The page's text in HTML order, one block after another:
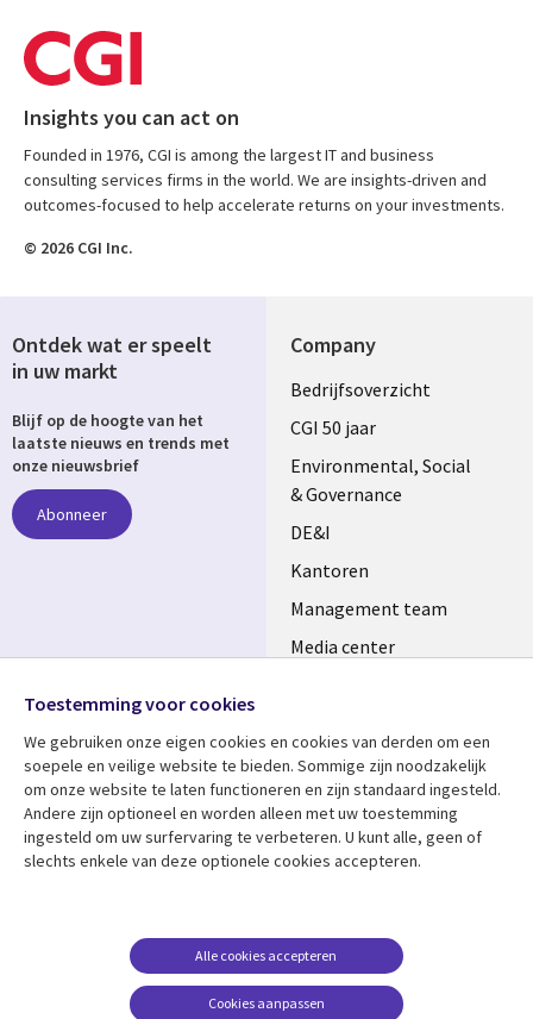
Insights you can act on
Founded in 1976, CGI is among the largest IT and business
consulting services firms in the world. We are insights-driven and
outcomes-focused to help accelerate returns on your investments.
© 2026 CGI Inc.
Company
Useful
links
NETHERLANDS
Bedrijfsoverzicht
CGI 50 jaar
Environmental, Social
& Governance
DE&I
Kantoren
Management team
Media center
Bekijk meer
Library
NETHERLANDS
Artikelen
Evenementen
Support
Legal
Disclaimer
Cookie management
Ontdek wat er speelt
in uw markt
Blijf op de hoogte van het
laatste nieuws en trends met
onze nieuwsbrief
Abonneer
Media
NETHERLANDS
Toestemming voor cookies
We gebruiken onze eigen cookies en cookies van derden om een ​​
soepele en veilige website te bieden. Sommige zijn noodzakelijk
om onze website te laten functioneren en zijn standaard ingesteld.
Andere zijn optioneel en worden alleen met uw toestemming
ingesteld om uw surfervaring te verbeteren. U kunt alle, geen of
slechts enkele van deze optionele cookies accepteren.
Cookies aanpassen
Alle cookies accepteren